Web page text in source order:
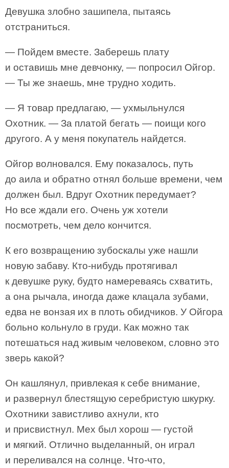
Девушка злобно зашипела, пытаясь
отстраниться.
— Пойдем вместе. Заберешь плату
и оставишь мне девчонку, — попросил Ойгор.
— Ты же знаешь, мне трудно ходить.
— Я товар предлагаю, — ухмыльнулся
Охотник. — За платой бегать — поищи кого
другого. А у меня покупатель найдется.
Ойгор волновался. Ему показалось, путь
до аила и обратно отнял больше времени, чем
должен был. Вдруг Охотник передумает?
Но все ждали его. Очень уж хотели
посмотреть, чем дело кончится.
К его возвращению зубоскалы уже нашли
новую забаву. Кто-нибудь протягивал
к девушке руку, будто намереваясь схватить,
а она рычала, иногда даже клацала зубами,
едва не вонзая их в плоть обидчиков. У Ойгора
больно кольнуло в груди. Как можно так
потешаться над живым человеком, словно это
зверь какой?
Он кашлянул, привлекая к себе внимание,
и развернул блестящую серебристую шкурку.
Охотники завистливо ахнули, кто
и присвистнул. Мех был хорош — густой
и мягкий. Отлично выделанный, он играл
и переливался на солнце. Что-что,